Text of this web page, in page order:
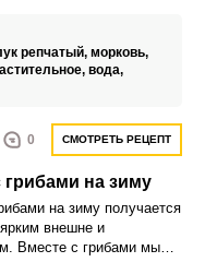
блюдам.
репчатый, морковь,
вода,
0 СМОТРЕТЬ РЕЦЕПТ
грибами на зиму
на зиму получается
внешне и
Вместе с грибами мы